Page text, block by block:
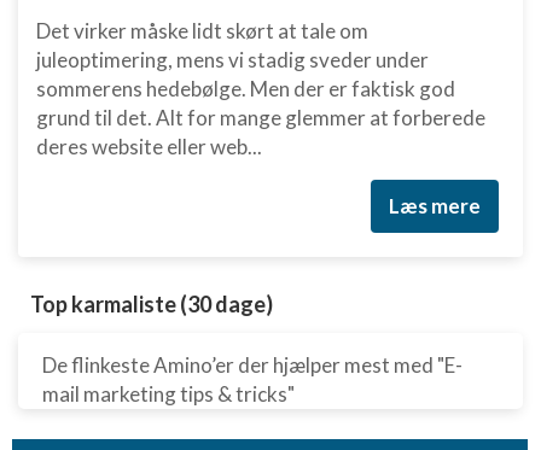
Det virker måske lidt skørt at tale om
juleoptimering, mens vi stadig sveder under
sommerens hedebølge. Men der er faktisk god
grund til det. Alt for mange glemmer at forberede
deres website eller web...
Læs mere
Top karmaliste (30 dage)
De flinkeste Amino’er der hjælper mest med "E-
mail marketing tips & tricks"